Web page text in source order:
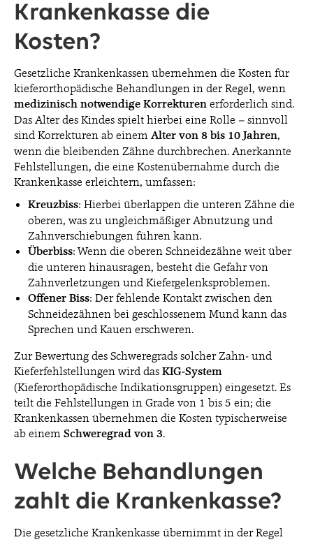
Krankenkasse die
Kosten?
Gesetzliche Krankenkassen übernehmen die Kosten für
kieferorthopädische Behandlungen in der Regel, wenn
medizinisch notwendige Korrekturen erforderlich sind.
Das Alter des Kindes spielt hierbei eine Rolle – sinnvoll
sind Korrekturen ab einem Alter von 8 bis 10 Jahren,
wenn die bleibenden Zähne durchbrechen. Anerkannte
Fehlstellungen, die eine Kostenübernahme durch die
Krankenkasse erleichtern, umfassen:
Kreuzbiss: Hierbei überlappen die unteren Zähne die
oberen, was zu ungleichmäßiger Abnutzung und
Zahnverschiebungen führen kann.
Überbiss: Wenn die oberen Schneidezähne weit über
die unteren hinausragen, besteht die Gefahr von
Zahnverletzungen und Kiefergelenksproblemen.
Offener Biss: Der fehlende Kontakt zwischen den
Schneidezähnen bei geschlossenem Mund kann das
Sprechen und Kauen erschweren.
Zur Bewertung des Schweregrads solcher Zahn- und
Kieferfehlstellungen wird das KIG-System
(Kieferorthopädische Indikationsgruppen) eingesetzt. Es
teilt die Fehlstellungen in Grade von 1 bis 5 ein; die
Krankenkassen übernehmen die Kosten typischerweise
ab einem Schweregrad von 3.
Welche Behandlungen
zahlt die Krankenkasse?
Die gesetzliche Krankenkasse übernimmt in der Regel